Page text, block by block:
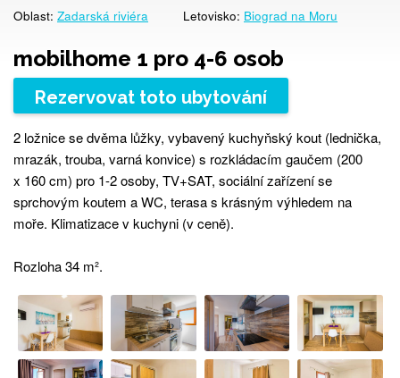
Oblast: Zadarská riviéra Letovisko: Biograd na Moru
mobilhome 1 pro 4-6 osob
Rezervovat toto ubytování
2 ložnice se dvěma lůžky, vybavený kuchyňský kout (lednička,
mrazák, trouba, varná konvice) s rozkládacím gaučem (200
x 160 cm) pro 1-2 osoby, TV+SAT, sociální zařízení se
sprchovým koutem a WC, terasa s krásným výhledem na
moře. Klimatizace v kuchyni (v ceně).
Rozloha 34 m².